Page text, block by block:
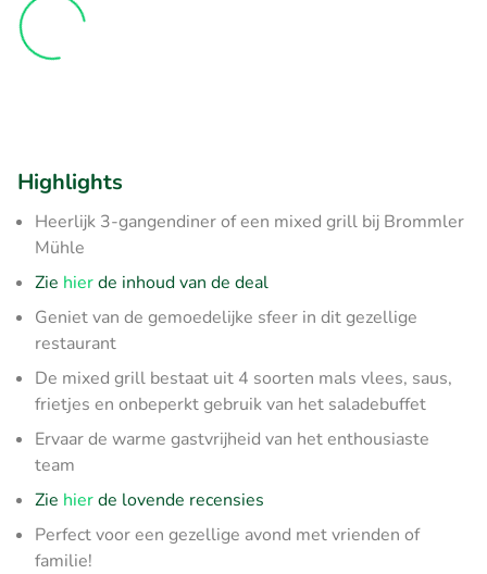
Highlights
Heerlijk 3-gangendiner of een mixed grill bij Brommler
Mühle
Zie hierde inhoud van de deal
Geniet van de gemoedelijke sfeer in dit gezellige
restaurant
De mixed grill bestaat uit 4 soorten mals vlees, saus,
frietjes en onbeperkt gebruik van het saladebuffet
Ervaar de warme gastvrijheid van het enthousiaste
team
Zie hierde lovende recensies
Perfect voor een gezellige avond met vrienden of
familie!